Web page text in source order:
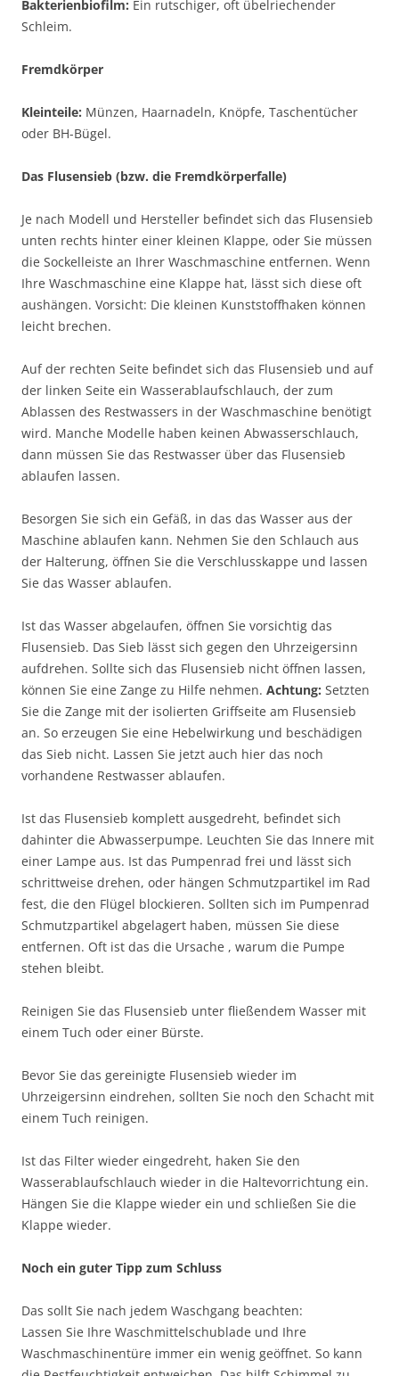
Bakterienbiofilm: Ein rutschiger, oft übelriechender
Schleim.
Fremdkörper
Kleinteile: Münzen, Haarnadeln, Knöpfe, Taschentücher
oder BH-Bügel.
Das Flusensieb (bzw. die Fremdkörperfalle)
Je nach Modell und Hersteller befindet sich das Flusensieb
unten rechts hinter einer kleinen Klappe, oder Sie müssen
die Sockelleiste an Ihrer Waschmaschine entfernen. Wenn
Ihre Waschmaschine eine Klappe hat, lässt sich diese oft
aushängen. Vorsicht: Die kleinen Kunststoffhaken können
leicht brechen.
Auf der rechten Seite befindet sich das Flusensieb und auf
der linken Seite ein Wasserablaufschlauch, der zum
Ablassen des Restwassers in der Waschmaschine benötigt
wird. Manche Modelle haben keinen Abwasserschlauch,
dann müssen Sie das Restwasser über das Flusensieb
ablaufen lassen.
Besorgen Sie sich ein Gefäß, in das das Wasser aus der
Maschine ablaufen kann. Nehmen Sie den Schlauch aus
der Halterung, öffnen Sie die Verschlusskappe und lassen
Sie das Wasser ablaufen.
Ist das Wasser abgelaufen, öffnen Sie vorsichtig das
Flusensieb. Das Sieb lässt sich gegen den Uhrzeigersinn
aufdrehen. Sollte sich das Flusensieb nicht öffnen lassen,
können Sie eine Zange zu Hilfe nehmen. Achtung: Setzten
Sie die Zange mit der isolierten Griffseite am Flusensieb
an. So erzeugen Sie eine Hebelwirkung und beschädigen
das Sieb nicht. Lassen Sie jetzt auch hier das noch
vorhandene Restwasser ablaufen.
Ist das Flusensieb komplett ausgedreht, befindet sich
dahinter die Abwasserpumpe. Leuchten Sie das Innere mit
einer Lampe aus. Ist das Pumpenrad frei und lässt sich
schrittweise drehen, oder hängen Schmutzpartikel im Rad
fest, die den Flügel blockieren. Sollten sich im Pumpenrad
Schmutzpartikel abgelagert haben, müssen Sie diese
entfernen. Oft ist das die Ursache , warum die Pumpe
stehen bleibt.
Reinigen Sie das Flusensieb unter fließendem Wasser mit
einem Tuch oder einer Bürste.
Bevor Sie das gereinigte Flusensieb wieder im
Uhrzeigersinn eindrehen, sollten Sie noch den Schacht mit
einem Tuch reinigen.
Ist das Filter wieder eingedreht, haken Sie den
Wasserablaufschlauch wieder in die Haltevorrichtung ein.
Hängen Sie die Klappe wieder ein und schließen Sie die
Klappe wieder.
Noch ein guter Tipp zum Schluss
Das sollt Sie nach jedem Waschgang beachten:
Lassen Sie Ihre Waschmittelschublade und Ihre
Waschmaschinentüre immer ein wenig geöffnet. So kann